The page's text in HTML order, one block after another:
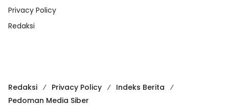
Privacy Policy
Redaksi
Redaksi Privacy Policy
Indeks Berita
Pedoman Media Siber